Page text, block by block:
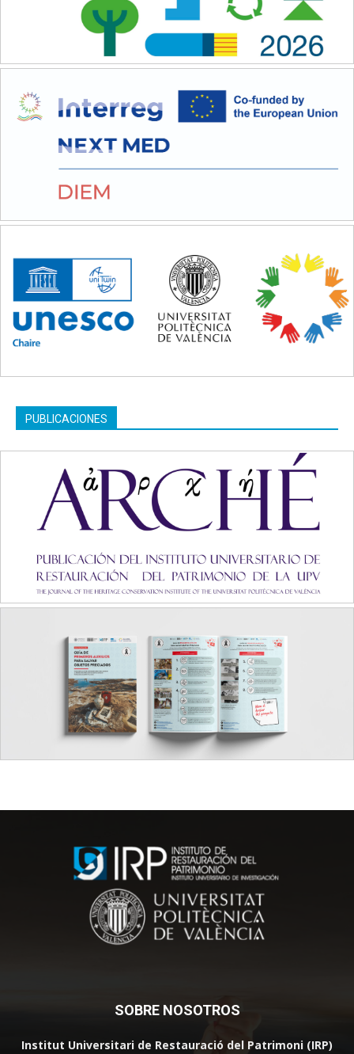
PUBLICACIONES
SOBRE NOSOTROS
Institut Universitari de Restauració del Patrimoni (IRP)